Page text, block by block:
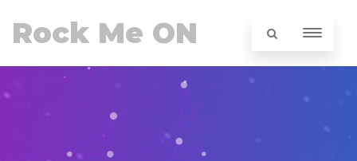
Rock Me ON